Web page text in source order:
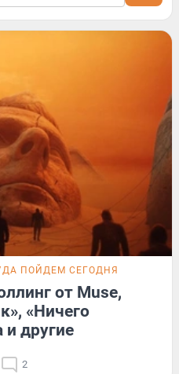
ПОЙДЕМ СЕГОДНЯ
от Muse,
«Ничего
и другие
2